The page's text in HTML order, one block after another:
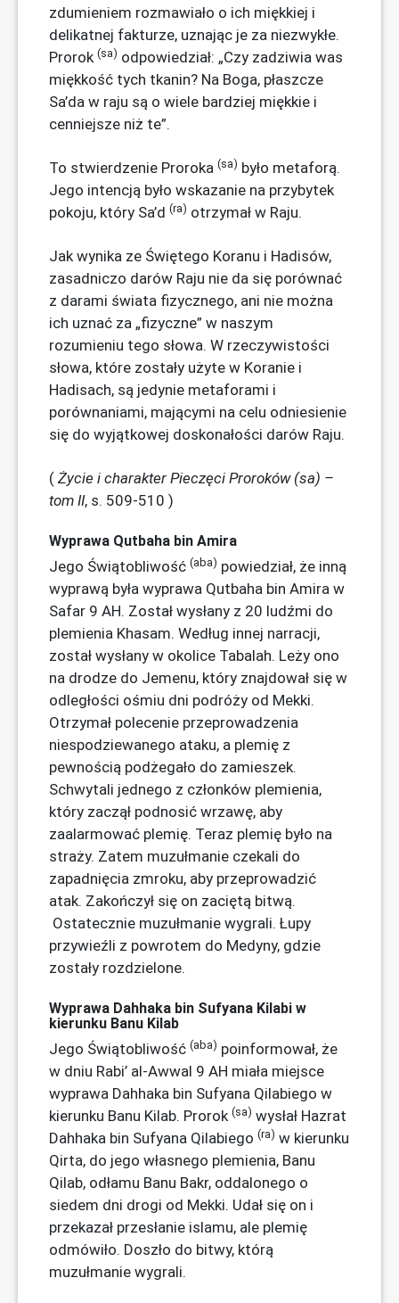
zdumieniem rozmawiało o ich miękkiej i
delikatnej fakturze, uznając je za niezwykłe.
Prorok (sa) odpowiedział: „Czy zadziwia was
miękkość tych tkanin? Na Boga, płaszcze
Sa’da w raju są o wiele bardziej miękkie i
cenniejsze niż te”.
To stwierdzenie Proroka (sa) było metaforą.
Jego intencją było wskazanie na przybytek
pokoju, który Sa’d (ra) otrzymał w Raju.
Jak wynika ze Świętego Koranu i Hadisów,
zasadniczo darów Raju nie da się porównać
z darami świata fizycznego, ani nie można
ich uznać za „fizyczne” w naszym
rozumieniu tego słowa. W rzeczywistości
słowa, które zostały użyte w Koranie i
Hadisach, są jedynie metaforami i
porównaniami, mającymi na celu odniesienie
się do wyjątkowej doskonałości darów Raju.
( Życie i charakter Pieczęci Proroków (sa) –
tom II, s. 509-510 )
Wyprawa Qutbaha bin Amira
Jego Świątobliwość (aba) powiedział, że inną
wyprawą była wyprawa Qutbaha bin Amira w
Safar 9 AH. Został wysłany z 20 ludźmi do
plemienia Khasam. Według innej narracji,
został wysłany w okolice Tabalah. Leży ono
na drodze do Jemenu, który znajdował się w
odległości ośmiu dni podróży od Mekki.
Otrzymał polecenie przeprowadzenia
niespodziewanego ataku, a plemię z
pewnością podżegało do zamieszek.
Schwytali jednego z członków plemienia,
który zaczął podnosić wrzawę, aby
zaalarmować plemię. Teraz plemię było na
straży. Zatem muzułmanie czekali do
zapadnięcia zmroku, aby przeprowadzić
atak. Zakończył się on zaciętą bitwą.
Ostatecznie muzułmanie wygrali. Łupy
przywieźli z powrotem do Medyny, gdzie
zostały rozdzielone.
Wyprawa Dahhaka bin Sufyana Kilabi w
kierunku Banu Kilab
Jego Świątobliwość (aba) poinformował, że
w dniu Rabi’ al-Awwal 9 AH miała miejsce
wyprawa Dahhaka bin Sufyana Qilabiego w
kierunku Banu Kilab. Prorok (sa) wysłał Hazrat
Dahhaka bin Sufyana Qilabiego (ra) w kierunku
Qirta, do jego własnego plemienia, Banu
Qilab, odłamu Banu Bakr, oddalonego o
siedem dni drogi od Mekki. Udał się on i
przekazał przesłanie islamu, ale plemię
odmówiło. Doszło do bitwy, którą
muzułmanie wygrali.